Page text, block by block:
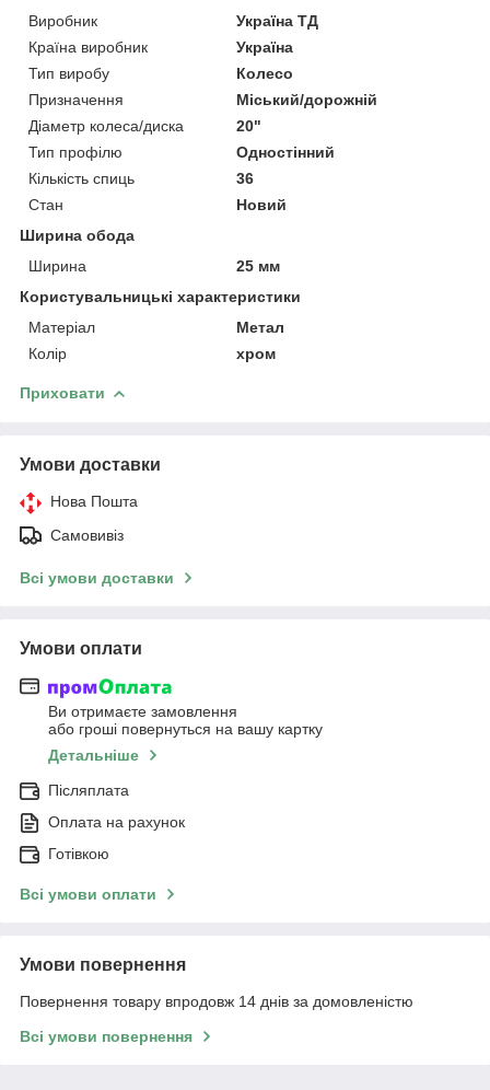
Виробник
Україна ТД
Країна виробник
Україна
Тип виробу
Колесо
Призначення
Міський/дорожній
Діаметр колеса/диска
20"
Тип профілю
Одностінний
Кількість спиць
36
Стан
Новий
Ширина обода
Ширина
25 мм
Користувальницькі характеристики
Матеріал
Метал
Колір
хром
Приховати
Умови доставки
Нова Пошта
Самовивіз
Всі умови доставки
Умови оплати
Ви отримаєте замовлення
або гроші повернуться на вашу картку
Детальніше
Післяплата
Оплата на рахунок
Готівкою
Всі умови оплати
Умови повернення
Повернення товару впродовж 14 днів за домовленістю
Всі умови повернення